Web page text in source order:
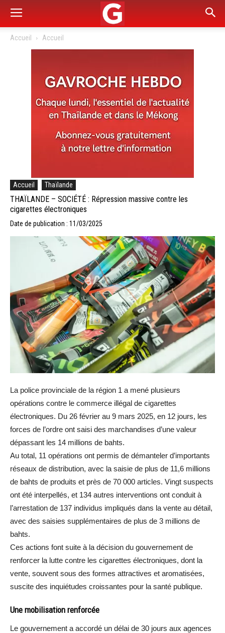
Accueil Accueil
Accueil Thaïlande
THAÏLANDE – SOCIÉTÉ : Répression massive contre les
cigarettes électroniques
Date de publication : 11/03/2025
La police provinciale de la région 1 a mené plusieurs
opérations contre le commerce illégal de cigarettes
électroniques. Du 26 février au 9 mars 2025, en 12 jours, les
forces de l’ordre ont saisi des marchandises d’une valeur
dépassant les 14 millions de bahts.
Au total, 11 opérations ont permis de démanteler d’importants
réseaux de distribution, avec la saisie de plus de 11,6 millions
de bahts de produits et près de 70 000 articles. Vingt suspects
ont été interpellés, et 134 autres interventions ont conduit à
l’arrestation de 137 individus impliqués dans la vente au détail,
avec des saisies supplémentaires de plus de 3 millions de
bahts.
Ces actions font suite à la décision du gouvernement de
renforcer la lutte contre les cigarettes électroniques, dont la
vente, souvent sous des formes attractives et aromatisées,
suscite des inquiétudes croissantes pour la santé publique.
Une mobilisation renforcée
Le gouvernement a accordé un délai de 30 jours aux agences